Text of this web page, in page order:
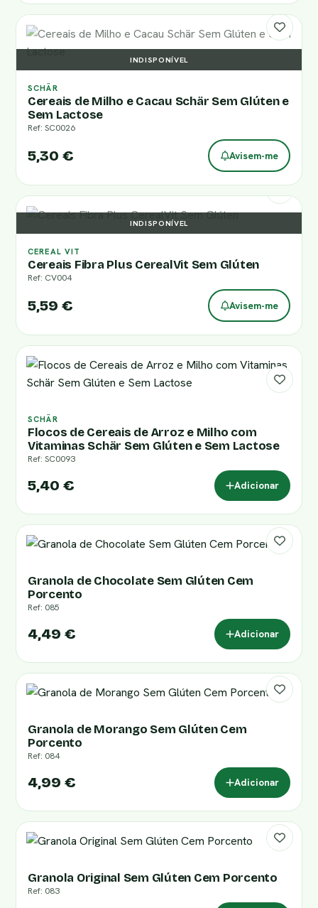
INDISPONÍVEL
SCHÄR
Cereais de Milho e Cacau Schär Sem Glúten e
Sem Lactose
Ref: SC0026
5,30 € Avisem-me
INDISPONÍVEL
CEREAL VIT
Cereais Fibra Plus CerealVit Sem Glúten
Ref: CV004
5,59 € Avisem-me
SCHÄR
Flocos de Cereais de Arroz e Milho com
Vitaminas Schär Sem Glúten e Sem Lactose
Ref: SC0093
5,40 € Adicionar
Granola de Chocolate Sem Glúten Cem
Porcento
Ref: 085
4,49 € Adicionar
Granola de Morango Sem Glúten Cem
Porcento
Ref: 084
4,99 € Adicionar
Granola Original Sem Glúten Cem Porcento
Ref: 083